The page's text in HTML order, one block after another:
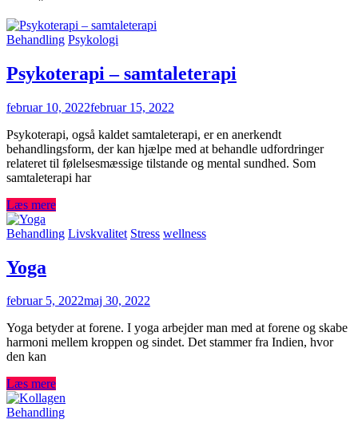
Behandling Psykologi
Psykoterapi – samtaleterapi
februar 10, 2022februar 15, 2022
Psykoterapi, også kaldet samtaleterapi, er en anerkendt
behandlingsform, der kan hjælpe med at behandle udfordringer
relateret til følelsesmæssige tilstande og mental sundhed. Som
samtaleterapi har
Læs mere
Behandling Livskvalitet Stress wellness
Yoga
februar 5, 2022maj 30, 2022
Yoga betyder at forene. I yoga arbejder man med at forene og skabe
harmoni mellem kroppen og sindet. Det stammer fra Indien, hvor
den kan
Læs mere
Behandling